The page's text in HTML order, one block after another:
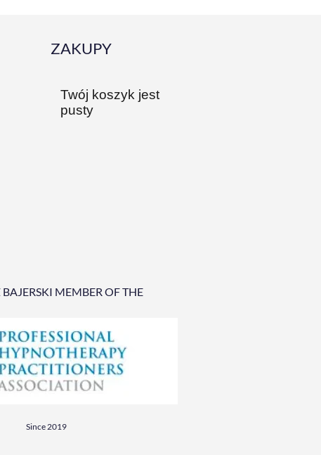
ZAKUPY
Twój koszyk jest
pusty
MEMBER OF THE
Since 2019